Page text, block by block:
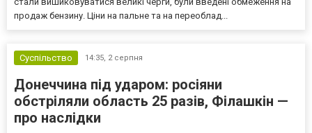
продаж бензину. Ціни на пальне та на переоблад...
Суспільство 14:35, 2 серпня
Донеччина під ударом: росіяни
обстріляли область 25 разів, Філашкін —
про наслідки